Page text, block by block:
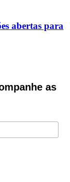
abertas para
as